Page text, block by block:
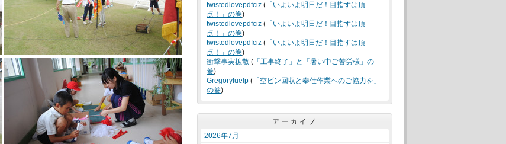
twistedlovepdfciz ( 「いよいよ明日だ！目指すは頂
点！」の巻)
twistedlovepdfciz ( 「いよいよ明日だ！目指すは頂
点！」の巻)
twistedlovepdfciz ( 「いよいよ明日だ！目指すは頂
点！」の巻)
衝撃事実拡散 ( 「工事終了」と「暑い中ご苦労様」の
巻)
Gregoryfuelp ( 「空ビン回収と奉仕作業へのご協力を」
の巻)
アーカイブ
2026年7月